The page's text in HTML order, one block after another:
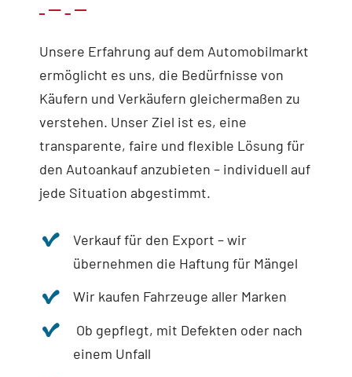
Unsere Erfahrung auf dem Automobilmarkt
ermöglicht es uns, die Bedürfnisse von
Käufern und Verkäufern gleichermaßen zu
verstehen. Unser Ziel ist es, eine
transparente, faire und flexible Lösung für
den Autoankauf anzubieten – individuell auf
jede Situation abgestimmt.
Verkauf für den Export – wir
übernehmen die Haftung für Mängel
Wir kaufen Fahrzeuge aller Marken
Ob gepflegt, mit Defekten oder nach
einem Unfall